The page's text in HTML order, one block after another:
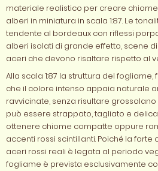
materiale realistico per creare
alberi in miniatura in scala 1:87. Le
tendente al bordeaux con riflessi
alberi isolati di grande effetto, scene
aceri che devono risaltare rispetto al
Alla scala 1:87 la struttura del
che il colore intenso appaia naturale
ravvicinate, senza risultare
può essere strappato, tagliato e
ottenere chiome compatte oppure
accenti rossi scintillanti. Poiché la
aceri rossi reali è legata al periodo
fogliame è prevista esclusivamente